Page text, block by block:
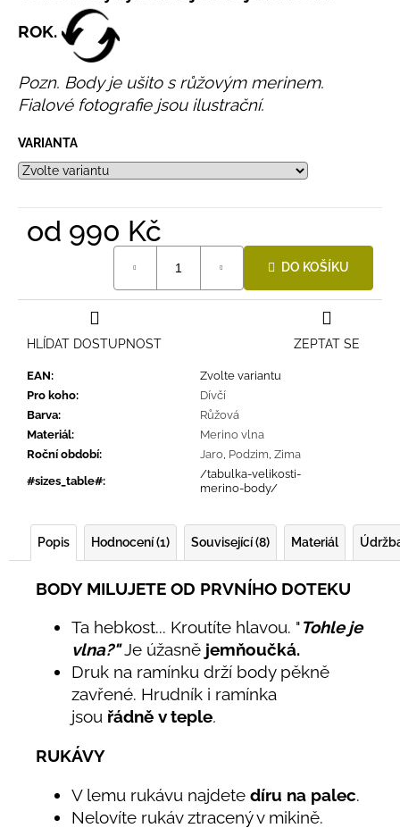
ROK.
Pozn. Body je ušito s růžovým merinem.
Fialové fotografie jsou ilustrační.
VARIANTA
od 990 Kč
DO KOŠÍKU
EAN:
Zvolte variantu
Pro koho:
Dívčí
Barva:
Růžová
Materiál:
Merino vlna
Roční období: Jaro Podzim Zima
#sizes_table#:
/tabulka-velikosti-
merino-body/
ZEPTAT SE
HLÍDAT DOSTUPNOST
Popis Hodnocení (1) Související (8) Materiál
BODY MILUJETE OD PRVNÍHO DOTEKU
Ta hebkost... Kroutíte hlavou. "Tohle je
vlna?" Je úžasně jemňoučká.
Druk na ramínku drží body pěkně
zavřené. Hrudník i ramínka
jsou řádně v teple.
RUKÁVY
V lemu rukávu najdete díru na palec.
Nelovíte rukáv ztracený v mikině.